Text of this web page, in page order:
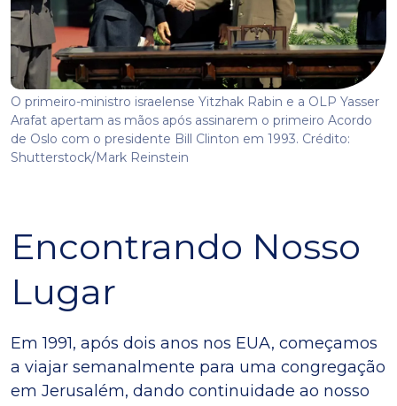
O primeiro-ministro israelense Yitzhak Rabin e a OLP Yasser
Arafat apertam as mãos após assinarem o primeiro Acordo
de Oslo com o presidente Bill Clinton em 1993. Crédito:
Shutterstock/Mark Reinstein
Encontrando Nosso
Lugar
Em 1991, após dois anos nos EUA, começamos
a viajar semanalmente para uma congregação
em Jerusalém, dando continuidade ao nosso